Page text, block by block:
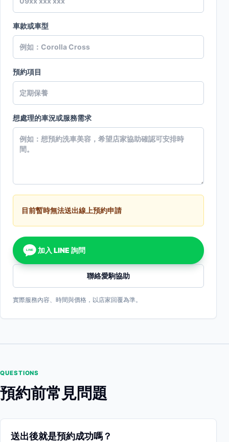
車款或車型
預約項目
想處理的車況或服務需求
目前暫時無法送出線上預約申請
LINE 加入 LINE 詢問
聯絡愛駒協助
實際服務內容、時間與價格，以店家回覆為準。
QUESTIONS
預約前常見問題
送出後就是預約成功嗎？